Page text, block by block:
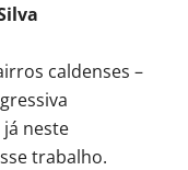
caldenses –
neste
trabalho.